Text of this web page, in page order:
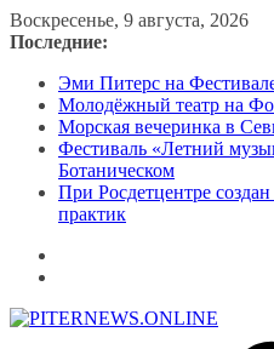
Перейти
к
Воскресенье, 9 августа, 2026
Последние:
Эми Питерс на
Молодёжный театр на
Морская вечеринка в
Фестиваль «Летний
Ботаническом
При Росдетцентре
практик